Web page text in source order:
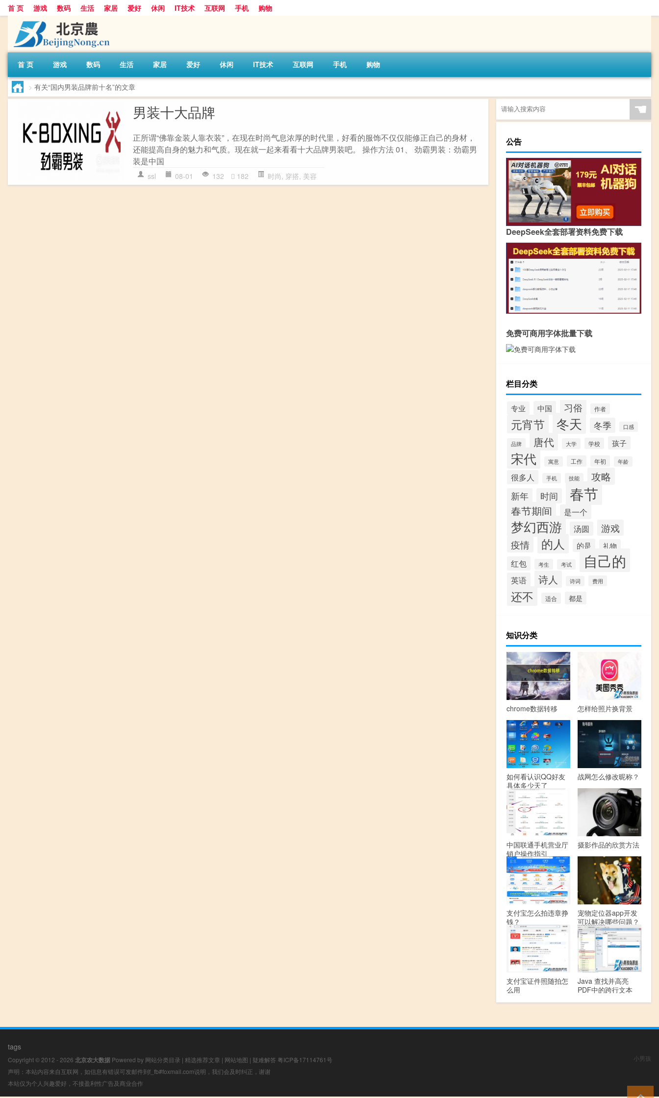
首 页 游戏 数码 生活 家居 爱好 休闲 IT技术 互联网 手机 购物
首 页 游戏 数码 生活 家居 爱好 休闲 IT技术 互联网 手机 购物
> 有关“国内男装品牌前十名”的文章
男装十大品牌
正所谓“佛靠金装人靠衣装”，在现在时尚气息浓厚的时代里，好看的服饰不仅仅能修正自己的身材，
还能提高自身的魅力和气质。现在就一起来看看十大品牌男装吧。 操作方法 01、 劲霸男装：劲霸男
装是中国
ssl 08-01 132 182 时尚, 穿搭, 美容
☚
公告
DeepSeek全套部署资料免费下载
免费可商用字体批量下载
栏目分类
专业 中国 习俗 作者
元宵节 冬天 冬季 口感
品牌 唐代 大学 学校 孩子
宋代 寓意 工作 年初 年龄
很多人 手机 技能 攻略
新年 时间 春节
春节期间 是一个
梦幻西游 汤圆
游戏
疫情
的人 的是 礼物
红包 考生 考试 自己的
英语 诗人 诗词 费用
还不 适合 都是
知识分类
chrome数据转移 怎样给照片换背景
如何看认识QQ好友
具体多少天了
战网怎么修改昵称？
中国联通手机营业厅
销户操作指引
摄影作品的欣赏方法
支付宝怎么拍违章挣
钱？
宠物定位器app开发
可以解决哪些问题？
支付宝证件照随拍怎
么用
Java 查找并高亮
PDF中的跨行文本
tags
Copyright © 2012 - 2026 北京农大数据 Powered by 网站分类目录 | 精选推荐文章 | 网站地图 | 疑难解答 粤ICP备17114761号
声明：本站内容来自互联网，如信息有错误可发邮件到f_fb#foxmail.com说明，我们会及时纠正，谢谢
本站仅为个人兴趣爱好，不接盈利性广告及商业合作
小男孩